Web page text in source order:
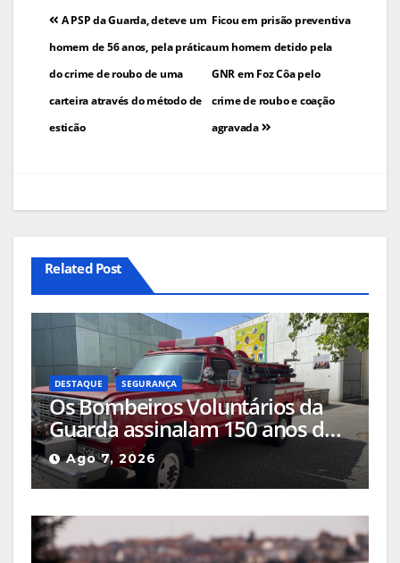
Navegação
de
artigos
Ficou em prisão preventiva
um homem detido pela
GNR em Foz Côa pelo
crime de roubo e coação
agravada
A PSP da Guarda, deteve um
homem de 56 anos, pela prática
do crime de roubo de uma
carteira através do método de
esticão
Related Post
DESTAQUE SEGURANÇA
Os Bombeiros Voluntários da
Guarda assinalam 150 anos de
história com comemorações a
acontecerem no centro da
cidade
Ago 7, 2026